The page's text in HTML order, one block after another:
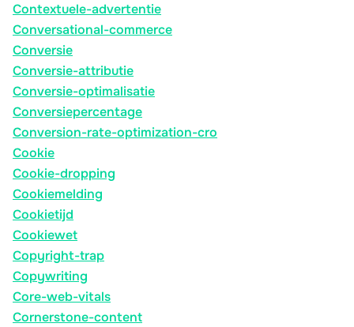
Contextuele-advertentie
Conversational-commerce
Conversie
Conversie-attributie
Conversie-optimalisatie
Conversiepercentage
Conversion-rate-optimization-cro
Cookie
Cookie-dropping
Cookiemelding
Cookietijd
Cookiewet
Copyright-trap
Copywriting
Core-web-vitals
Cornerstone-content